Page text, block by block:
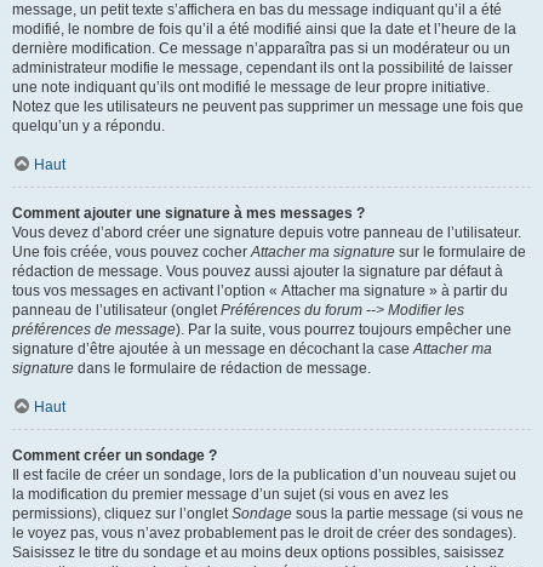
message, un petit texte s’affichera en bas du message indiquant qu’il a été
modifié, le nombre de fois qu’il a été modifié ainsi que la date et l’heure de la
dernière modification. Ce message n’apparaîtra pas si un modérateur ou un
administrateur modifie le message, cependant ils ont la possibilité de laisser
une note indiquant qu’ils ont modifié le message de leur propre initiative.
Notez que les utilisateurs ne peuvent pas supprimer un message une fois que
quelqu’un y a répondu.
Haut
Comment ajouter une signature à mes messages ?
Vous devez d’abord créer une signature depuis votre panneau de l’utilisateur.
Une fois créée, vous pouvez cocherAttacher ma signature sur le formulaire de
rédaction de message. Vous pouvez aussi ajouter la signature par défaut à
tous vos messages en activant l’option « Attacher ma signature » à partir du
panneau de l’utilisateur (ongletPréférences du forum --> Modifier les
préférences de message). Par la suite, vous pourrez toujours empêcher une
signature d’être ajoutée à un message en décochant la caseAttacher ma
signature dans le formulaire de rédaction de message.
Haut
Comment créer un sondage ?
Il est facile de créer un sondage, lors de la publication d’un nouveau sujet ou
la modification du premier message d’un sujet (si vous en avez les
permissions), cliquez sur l’ongletSondage sous la partie message (si vous ne
le voyez pas, vous n’avez probablement pas le droit de créer des sondages).
Saisissez le titre du sondage et au moins deux options possibles, saisissez